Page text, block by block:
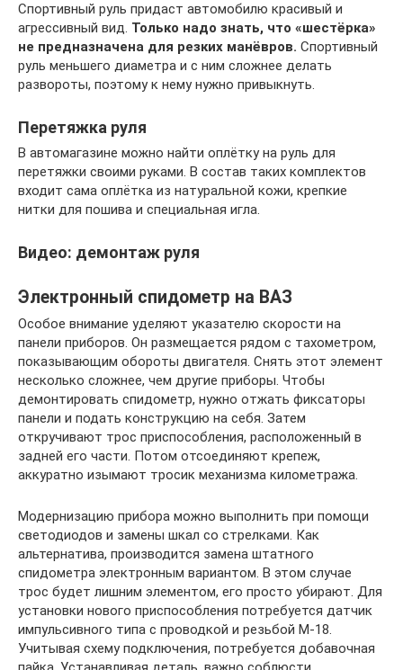
Спортивный руль придаст автомобилю красивый и
агрессивный вид. Только надо знать, что «шестёрка»
не предназначена для резких манёвров. Спортивный
руль меньшего диаметра и с ним сложнее делать
развороты, поэтому к нему нужно привыкнуть.
Перетяжка руля
В автомагазине можно найти оплётку на руль для
перетяжки своими руками. В состав таких комплектов
входит сама оплётка из натуральной кожи, крепкие
нитки для пошива и специальная игла.
Видео: демонтаж руля
Электронный спидометр на ВАЗ
Особое внимание уделяют указателю скорости на
панели приборов. Он размещается рядом с тахометром,
показывающим обороты двигателя. Снять этот элемент
несколько сложнее, чем другие приборы. Чтобы
демонтировать спидометр, нужно отжать фиксаторы
панели и подать конструкцию на себя. Затем
откручивают трос приспособления, расположенный в
задней его части. Потом отсоединяют крепеж,
аккуратно изымают тросик механизма километража.
Модернизацию прибора можно выполнить при помощи
светодиодов и замены шкал со стрелками. Как
альтернатива, производится замена штатного
спидометра электронным вариантом. В этом случае
трос будет лишним элементом, его просто убирают. Для
установки нового приспособления потребуется датчик
импульсивного типа с проводкой и резьбой М-18.
Учитывая схему подключения, потребуется добавочная